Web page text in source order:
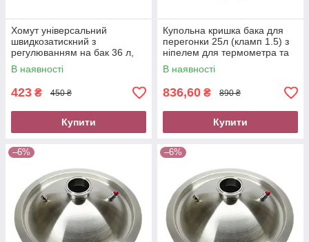
Хомут універсальний
швидкозатискний з
регулюванням на бак 36 л,
фіксатор для перегінного
куба
В наявності
423 ₴ 450 ₴
Купити
Купольна кришка бака для
перегонки 25л (кламп 1.5) з
ніпелем для термометра та
клапаном надлишкового
тиску
В наявності
836,60 ₴ 890 ₴
Купити
–6% –6%